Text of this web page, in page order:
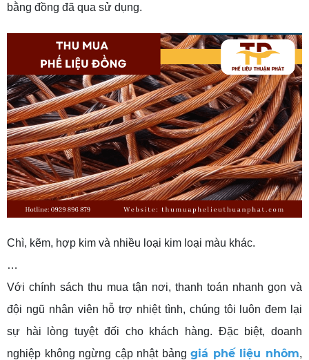
bằng đồng đã qua sử dụng.
Chì, kẽm, hợp kim và nhiều loại kim loại màu khác.
…
Với chính sách thu mua tận nơi, thanh toán nhanh gọn và
đội ngũ nhân viên hỗ trợ nhiệt tình, chúng tôi luôn đem lại
sự hài lòng tuyệt đối cho khách hàng. Đặc biệt, doanh
nghiệp không ngừng cập nhật bảnggiá phế liệu nhôm,